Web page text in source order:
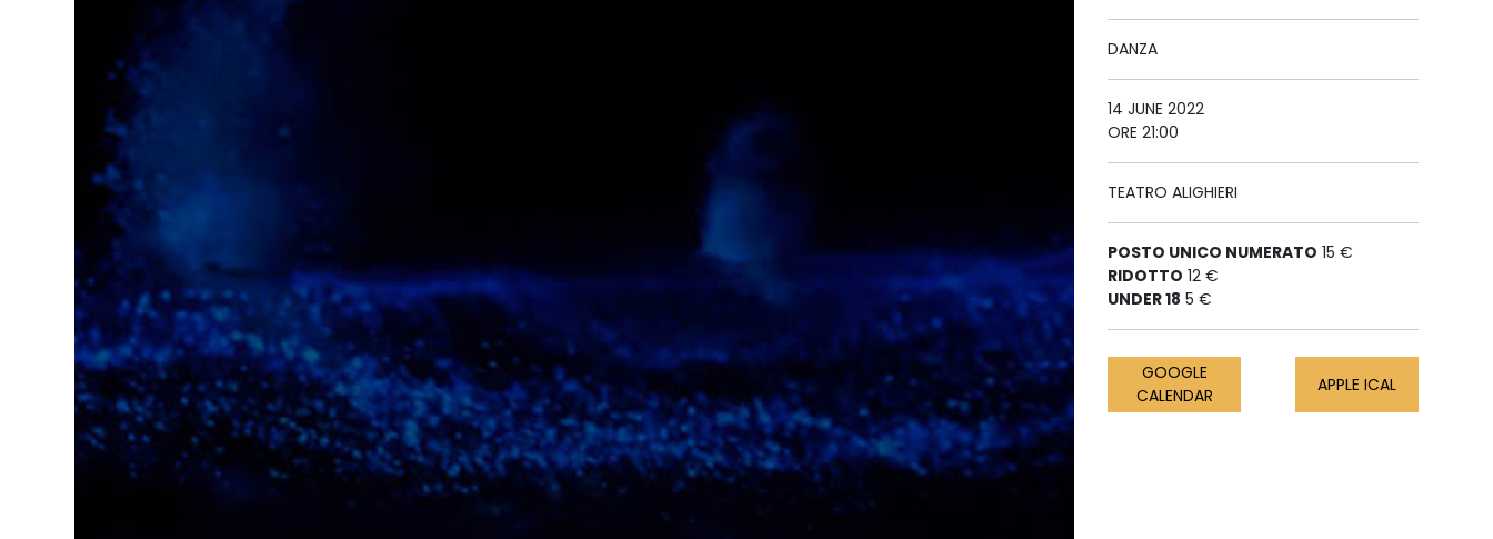
DANZA
14 JUNE 2022
ORE 21:00
TEATRO ALIGHIERI
POSTO UNICO NUMERATO 15 €
RIDOTTO 12 €
UNDER 18 5 €
GOOGLE
CALENDAR
APPLE ICAL